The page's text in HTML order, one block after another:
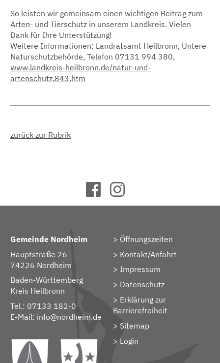
So leisten wir gemeinsam einen wichtigen Beitrag zum
Arten- und Tierschutz in unserem Landkreis. Vielen
Dank für Ihre Unterstützung!
Weitere Informationen: Landratsamt Heilbronn, Untere
Naturschutzbehörde, Telefon 07131 994 380,
www.landkreis-heilbronn.de/natur-und-
artenschutz.843.htm
zurück zur Rubrik
Gemeinde Nordheim
Hauptstraße 26
74226 Nordheim
Baden-Württemberg
Kreis Heilbronn
Tel.: 07133 182-0
E-Mail: info@nordheim.de
Öffnungszeiten
Kontakt/Anfahrt
Impressum
Datenschutz
Erklärung zur
Barrierefreiheit
Sitemap
> Login